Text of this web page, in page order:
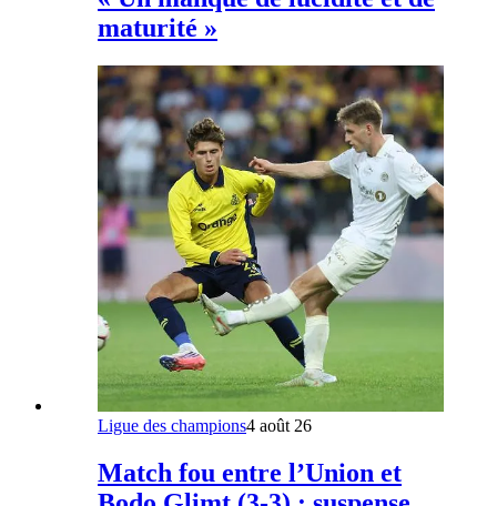
maturité »
Ligue des champions4 août 26
Match fou entre l’Union et